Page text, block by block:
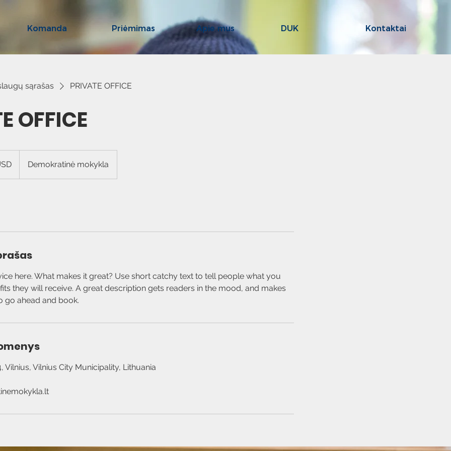
Komanda Priėmimas Apie mus DUK Kontaktai
sąrašas PRIVATE OFFICE
OFFICE
Demokratinė mokykla
here. What makes it great? Use short catchy text to tell people what you
they will receive. A great description gets readers in the mood, and makes
Vilnius, Vilnius City Municipality, Lithuania